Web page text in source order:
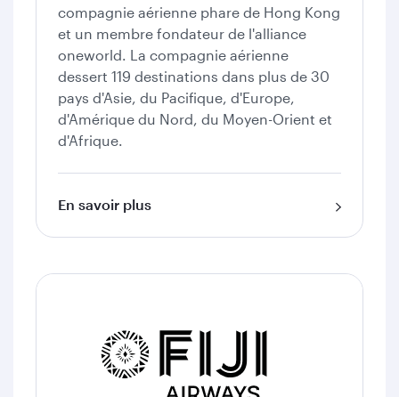
compagnie aérienne phare de Hong Kong
et un membre fondateur de l'alliance
oneworld. La compagnie aérienne
dessert 119 destinations dans plus de 30
pays d'Asie, du Pacifique, d'Europe,
d'Amérique du Nord, du Moyen-Orient et
d'Afrique.
En savoir plus